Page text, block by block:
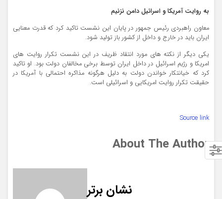
به روایت آمریکا و اسرائیل دامن نزنیم
معاون راهبردی رئیس جمهور در پایان این نشست تاکید کرد که قدرت معنایی
ایران باید در خارج و داخل از کشور باز تولید شود.
یکی دیگر از نکته های مورد انتقاد ظریف در این نشست تکرار روایت های
امریکا و رژیم اسرائیل در داخل ایران توسط برخی مخالفان دولت بود. او تاکید
کرد که خیانتکار خواندن دولت به دلیل هرگونه مذاکره احتمالی با آمریکا در
حقیقت تکرار روایت امریکایی و اسرائیلی است.
Source link
About The Author
نشان برتر